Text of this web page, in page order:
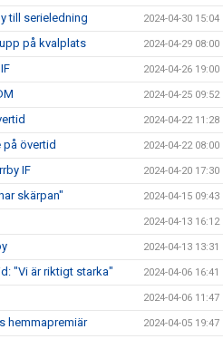
till serieledning 2024-04-30 15:04
på kvalplats 2024-04-29 08:00
2024-04-26 19:00
2024-04-25 09:52
2024-04-22 11:28
på övertid 2024-04-22 08:00
IF 2024-04-20 17:30
skärpan" 2024-04-15 09:43
2024-04-13 16:12
2024-04-13 13:31
"Vi är riktigt starka" 2024-04-06 16:41
2024-04-06 11:47
hemmapremiär 2024-04-05 19:47